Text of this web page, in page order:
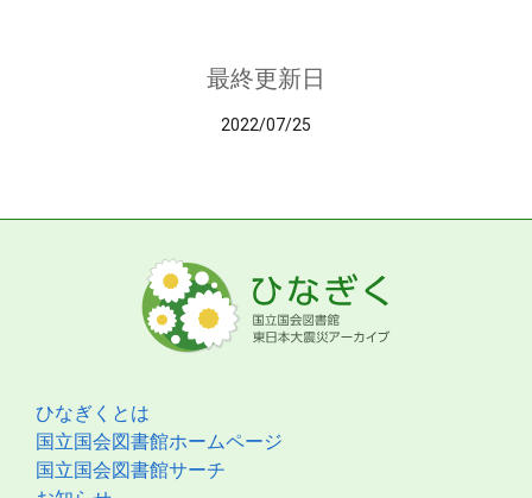
最終更新日
2022/07/25
ひなぎくとは
国立国会図書館ホームページ
国立国会図書館サーチ